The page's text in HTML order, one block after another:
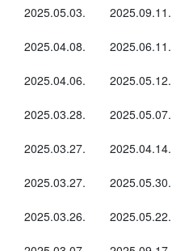
2025.05.03.
2025.09.11.
2025.04.08.
2025.06.11.
2025.04.06.
2025.05.12.
2025.03.28.
2025.05.07.
2025.03.27.
2025.04.14.
2025.03.27.
2025.05.30.
2025.03.26.
2025.05.22.